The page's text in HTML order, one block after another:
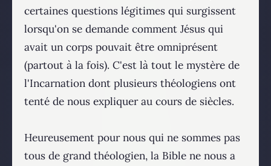
certaines questions légitimes qui surgissent
lorsqu'on se demande comment Jésus qui
avait un corps pouvait être omniprésent
(partout à la fois). C'est là tout le mystère de
l'Incarnation dont plusieurs théologiens ont
tenté de nous expliquer au cours de siècles.
Heureusement pour nous qui ne sommes pas
tous de grand théologien, la Bible ne nous a